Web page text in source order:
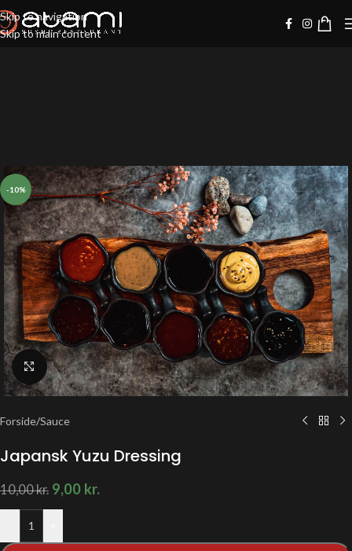
Skip to navigation
Skip to main content
-10%
Klik for at forstørre
Forside/Sauce
Japansk Yuzu Dressing
10,00kr. 9,00 kr.